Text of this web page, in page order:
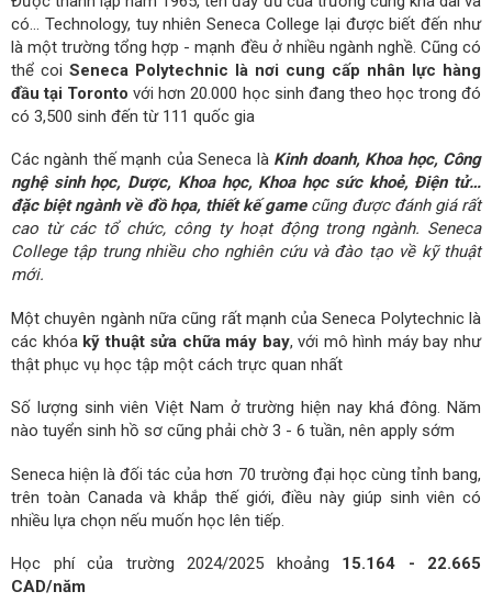
có... Technology, tuy nhiên Seneca College lại được biết đến như
là một trường tổng hợp - mạnh đều ở nhiều ngành nghề. Cũng có
thể coi Seneca Polytechnic là nơi cung cấp nhân lực hàng
đầu tại Torontovới hơn 20.000 học sinh đang theo học trong đó
có 3,500 sinh đến từ 111 quốc gia
Các ngành thế mạnh của Seneca là Kinh doanh, Khoa học, Công
nghệ sinh học, Dược, Khoa học, Khoa học sức khoẻ, Điện tử…
đặc biệt ngành về đồ họa, thiết kế gamecũng được đánh giá rất
cao từ các tổ chức, công ty hoạt động trong ngành. Seneca
College tập trung nhiều cho nghiên cứu và đào tạo về kỹ thuật
mới.
Một chuyên ngành nữa cũng rất mạnh của Seneca Polytechnic là
các khóakỹ thuật sửa chữa máy bay, với mô hình máy bay như
thật phục vụ học tập một cách trực quan nhất
Số lượng sinh viên Việt Nam ở trường hiện nay khá đông. Năm
nào tuyển sinh hồ sơ cũng phải chờ 3 - 6 tuần, nên apply sớm
Seneca hiện là đối tác của hơn 70 trường đại học cùng tỉnh bang,
trên toàn Canada và khắp thế giới, điều này giúp sinh viên có
nhiều lựa chọn nếu muốn học lên tiếp.
Học phí của trường 2024/2025 khoảng 15.164 - 22.665
CAD/năm